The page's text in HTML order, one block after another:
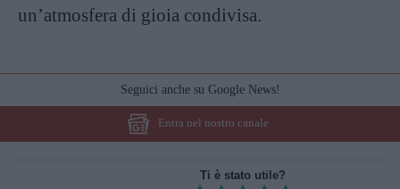
un’atmosfera di gioia condivisa.
Seguici anche su Google News!
Entra nel nostro canale
Ti è stato utile?